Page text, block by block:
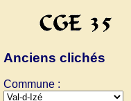
Anciens clichés
Commune :